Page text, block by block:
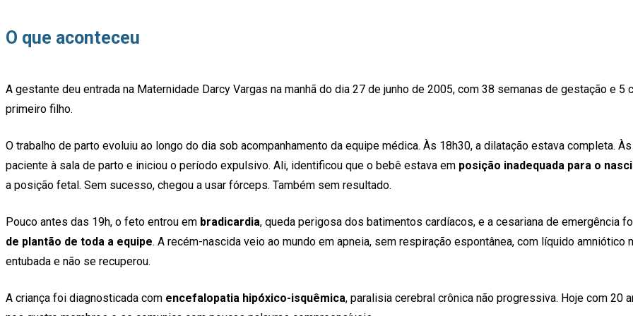
O que aconteceu
A gestante deu entrada na Maternidade Darcy Vargas na manhã do dia 27 de junho de 2005, com 38 semanas de gestação e
primeiro filho.
O trabalho de parto evoluiu ao longo do dia sob acompanhamento da equipe médica. Às 18h30, a dilatação estava completa.
paciente à sala de parto e iniciou o período expulsivo. Ali, identificou que o bebê estava em posição inadequada para o
a posição fetal. Sem sucesso, chegou a usar fórceps. Também sem resultado.
Pouco antes das 19h, o feto entrou em bradicardia, queda perigosa dos batimentos cardíacos, e a cesariana de emergência
de plantão de toda a equipe. A recém-nascida veio ao mundo em apneia, sem respiração espontânea, com líquido
entubada e não se recuperou.
A criança foi diagnosticada com encefalopatia hipóxico-isquêmica, paralisia cerebral crônica não progressiva. Hoje com 20